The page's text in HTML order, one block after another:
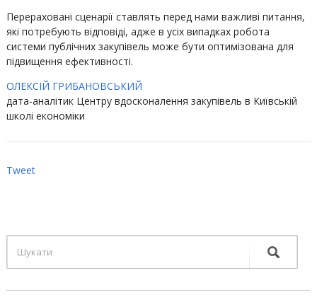
Перераховані сценарії ставлять перед нами важливі питання,
які потребують відповіді, адже в усіх випадках робота
системи публічних закупівель може бути оптимізована для
підвищення ефективності.
ОЛЕКСІЙ ГРИБАНОВСЬКИЙ
дата-аналітик Центру вдосконалення закупівель в Київській
школі економіки
Tweet